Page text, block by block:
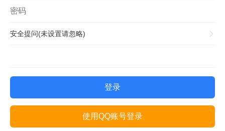
安全提问(未设置请忽略)
登录
使用QQ账号登录